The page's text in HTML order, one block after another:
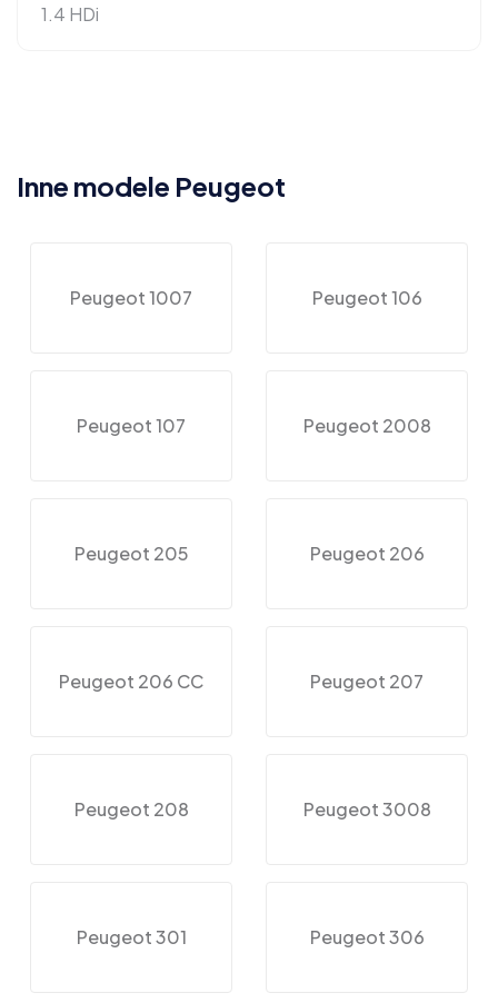
1.4 HDi
Inne modele Peugeot
Peugeot 1007 Peugeot 106
Peugeot 107 Peugeot 2008
Peugeot 205 Peugeot 206
Peugeot 206 CC Peugeot 207
Peugeot 208 Peugeot 3008
Peugeot 301 Peugeot 306